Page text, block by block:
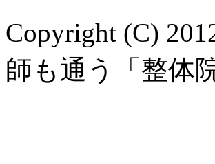
Copyright (C)
師も通う「整体